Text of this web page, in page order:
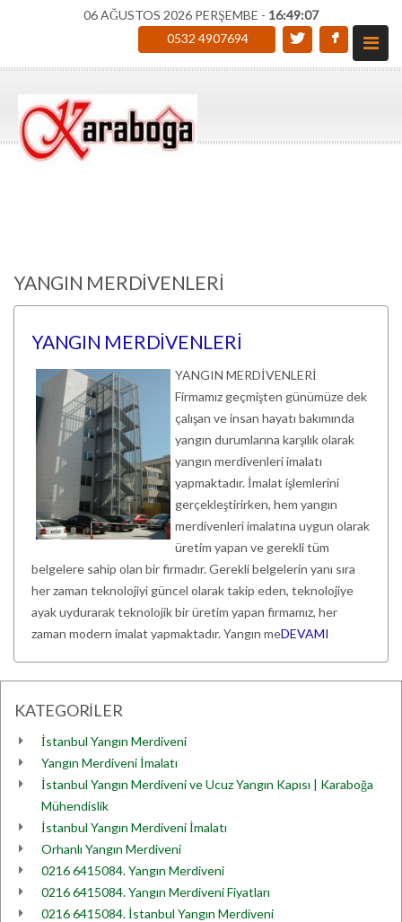
06 AĞUSTOS 2026 PERŞEMBE - 16:49:07
0532 4907694
YANGIN MERDİVENLERİ
YANGIN MERDİVENLERİ
YANGIN MERDİVENLERİ
Firmamız geçmişten günümüze dek
çalışan ve insan hayatı bakımında
yangın durumlarına karşılık olarak
yangın merdivenleri imalatı
yapmaktadır. İmalat işlemlerini
gerçekleştirirken, hem yangın
merdivenleri imalatına uygun olarak
üretim yapan ve gerekli tüm
belgelere sahip olan bir firmadır. Gerekli belgelerin yanı sıra
her zaman teknolojiyi güncel olarak takip eden, teknolojiye
ayak uydurarak teknolojik bir üretim yapan firmamız, her
zaman modern imalat yapmaktadır. Yangın meDEVAMI
KATEGORİLER
İstanbul Yangın Merdiveni
Yangın Merdiveni İmalatı
İstanbul Yangın Merdiveni ve Ucuz Yangın Kapısı | Karaboğa
Mühendislik
İstanbul Yangın Merdiveni İmalatı
Orhanlı Yangın Merdiveni
0216 6415084. Yangın Merdiveni
0216 6415084. Yangın Merdiveni Fiyatları
0216 6415084. İstanbul Yangın Merdiveni